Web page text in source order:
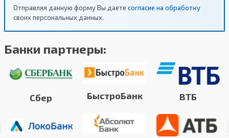
Отправляя данную форму Вы даете согласие на обработку
своих персональных данных.
Банки партнеры:
Сбер БыстроБанк ВТБ